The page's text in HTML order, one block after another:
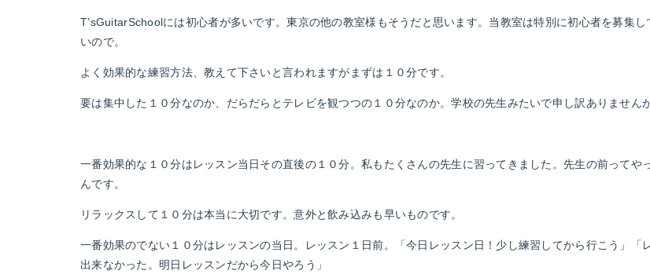
T’sGuitarSchoolには初心者が多いです。東京の他の教室様もそうだと思います。当教室は特別に初心者を募集し
いので。
よく効果的な練習方法、教えて下さいと言われますがまずは１０分です。
要は集中した１０分なのか、だらだらとテレビを観つつの１０分なのか。学校の先生みたいで申し訳ありません
一番効果的な１０分はレッスン当日その直後の１０分。私もたくさんの先生に習ってきました。先生の前ってや
んです。
リラックスして１０分は本当に大切です。意外と飲み込みも早いものです。
一番効果のでない１０分はレッスンの当日。レッスン１日前。「今日レッスン日！少し練習してから行こう」「
出来なかった。明日レッスンだから今日やろう」